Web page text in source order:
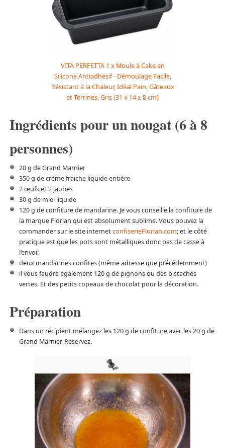
VITA PERFETTA 1 x Moule à Cake en
Silicone Antiadhésif - Démoulage Facile,
Résistant à la Chaleur, Idéal Pain, Gâteaux
et Terrines, Gris (31 x 14 x 8 cm)
Ingrédients pour un nougat (6 à 8
personnes)
20 g de Grand Marnier
350 g de crème fraiche liquide entière
2 œufs et 2 jaunes
30 g de miel liquide
120 g de confiture de mandarine. Je vous conseille la confiture de
la marque Florian qui est absolument sublime. Vous pouvez la
commander sur le site internetconfiserieFlorian.com; et le côté
pratique est que les pots sont métalliques donc pas de casse à
l’envoi!
deux mandarines confites (même adresse que précédemment)
il vous faudra également 120 g de pignons ou des pistaches
vertes. Et des petits copeaux de chocolat pour la décoration.
Préparation
Dans un récipient mélangez les 120 g de confiture avec les 20 g de
Grand Marnier. Réservez.